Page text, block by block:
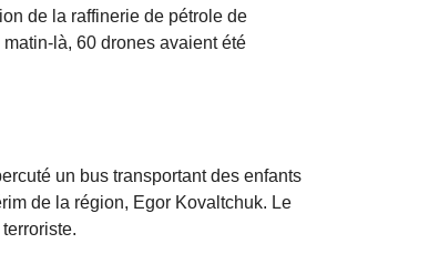
de la raffinerie de pétrole de
là, 60 drones avaient été
un bus transportant des enfants
de la région, Egor Kovaltchuk. Le